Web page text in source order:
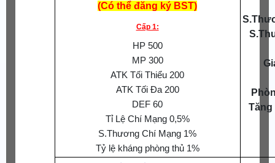
(Có thể đăng ký BST)
Cấp 1:
HP 500
MP 300
ATK Tối Thiểu 200
ATK Tối Đa 200
DEF 60
Tỉ Lệ Chí Mạng 0,5%
S.Thương Chí Mạng 1%
Tỷ lệ kháng phòng thủ 1%
Tăng